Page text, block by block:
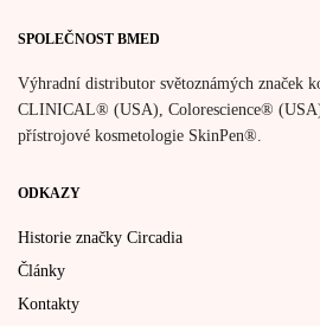
SPOLEČNOST BMED
Výhradní distributor světoznámých značek
CLINICAL® (USA), Colorescience®
přístrojové kosmetologie SkinPen®.
ODKAZY
Historie značky Circadia
Články
Kontakty